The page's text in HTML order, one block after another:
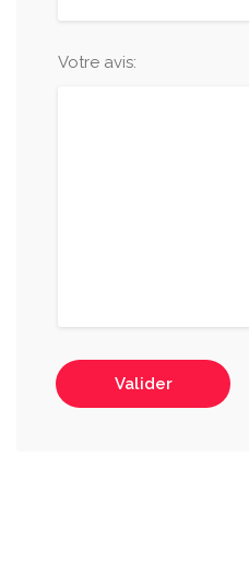
Votre avis:
Valider